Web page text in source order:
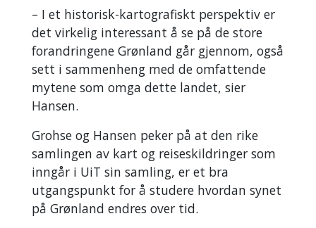
– I et historisk-kartografiskt perspektiv er
det virkelig interessant å se på de store
forandringene Grønland går gjennom, også
sett i sammenheng med de omfattende
mytene som omga dette landet, sier
Hansen.
Grohse og Hansen peker på at den rike
samlingen av kart og reiseskildringer som
inngår i UiT sin samling, er et bra
utgangspunkt for å studere hvordan synet
på Grønland endres over tid.